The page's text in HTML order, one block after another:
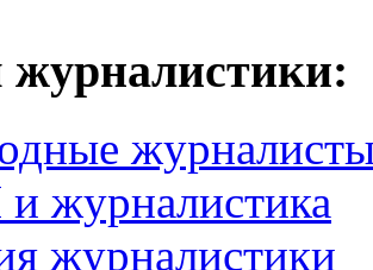
журналистики:
журналистика
журналистики